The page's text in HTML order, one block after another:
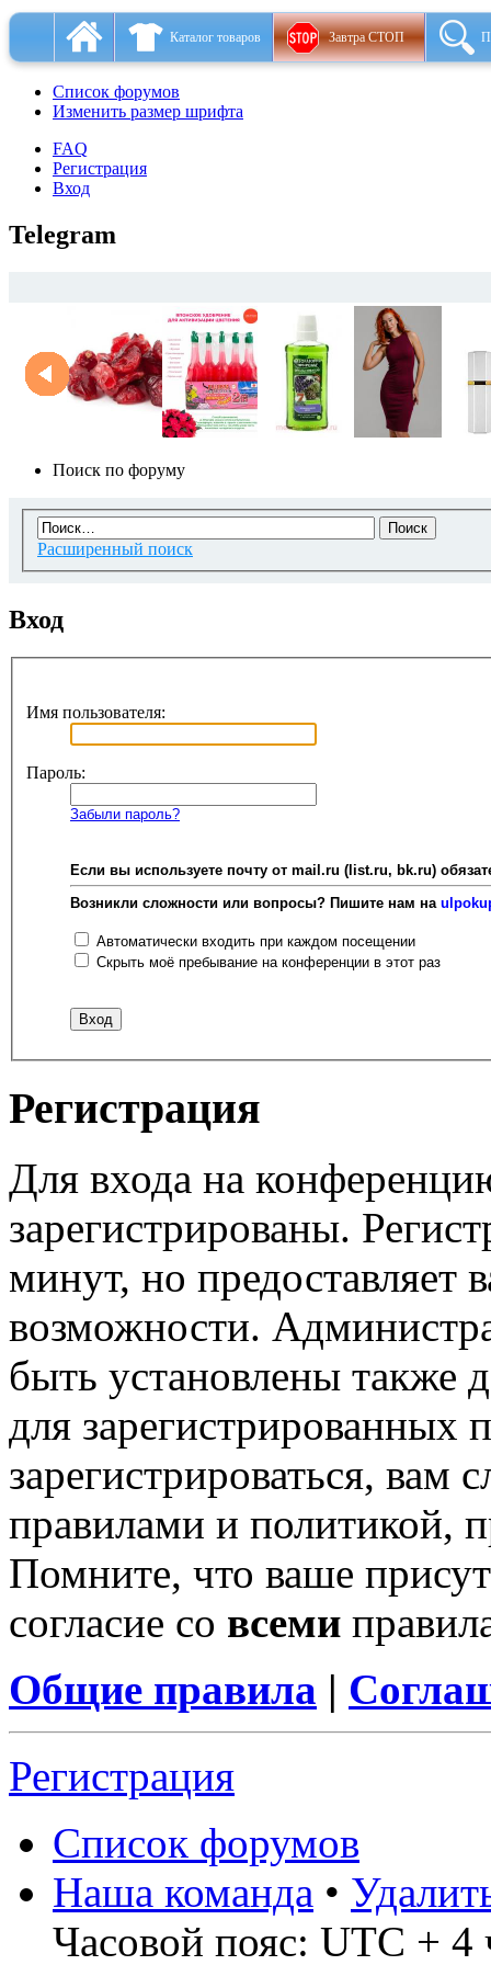
Каталог товаров Завтра СТОП
Список форумов
Изменить размер шрифта
FAQ
Регистрация
Вход
Telegram
Поиск по форуму
Расширенный поиск
Вход
Имя пользователя:
Пароль:
Забыли пароль?
Если вы используете почту от mail.ru (list.ru, bk.ru)
Возникли сложности или вопросы? Пишите нам на
Автоматически входить при каждом посещении
Скрыть моё пребывание на конференции в этот раз
Регистрация
Для входа на
зарегистрированы.
минут, но предоставляет
возможности.
быть установлены также
для зарегистрированных
зарегистрироваться, вам
правилами и политикой,
Помните, что ваше
согласие со всеми
Общие правила |
Регистрация
Список форумов
Наша команда •
Часовой пояс: UTC + 4